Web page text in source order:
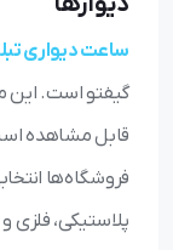
ساعت دیواری
گیفتو است. این
قابل مشاهده
فروشگاه‌ها
پلاستیکی، فلزی